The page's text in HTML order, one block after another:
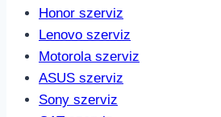
Honor szerviz
Lenovo szerviz
Motorola szerviz
ASUS szerviz
Sony szerviz